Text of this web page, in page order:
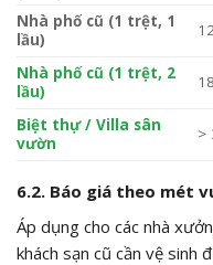
Nhà phố cũ (1 trệt, 1
lầu)
Nhà phố cũ (1 trệt, 2
lầu)
Biệt thự / Villa sân
vườn
>
6.2. Báo giá theo mét
Áp dụng cho các nhà
khách sạn cũ cần vệ sinh